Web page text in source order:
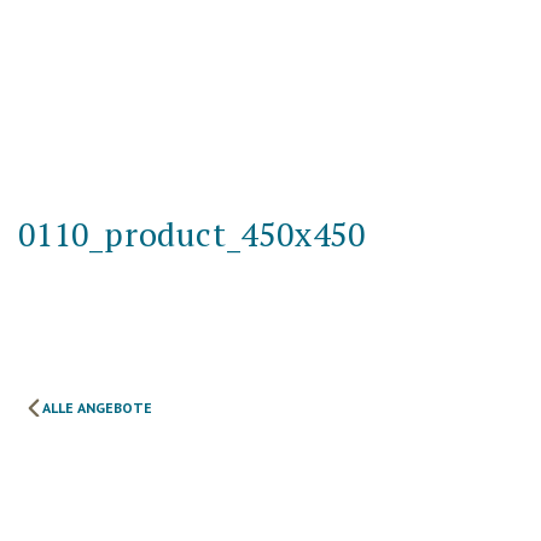
0110_product_450x450
ALLE ANGEBOTE